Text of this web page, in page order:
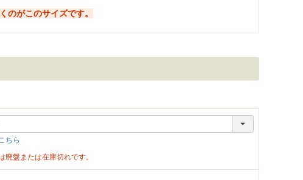
のがこのサイズです。
ちら
盤または在庫切れです。